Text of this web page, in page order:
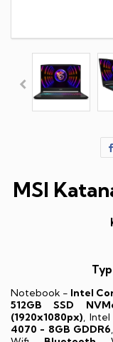
MSI
Notebook - Intel
512GB SSD
(1920x1080px), Intel
4070 - 8GB GDDR6,